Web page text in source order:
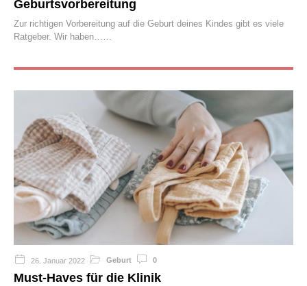
Geburtsvorbereitung
Zur richtigen Vorbereitung auf die Geburt deines Kindes gibt es viele
Ratgeber. Wir haben…
26. Januar 2022 Geburt 0
Must-Haves für die Klinik